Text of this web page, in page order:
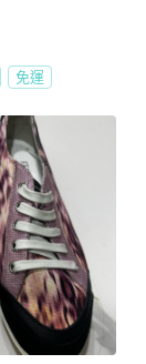
免運